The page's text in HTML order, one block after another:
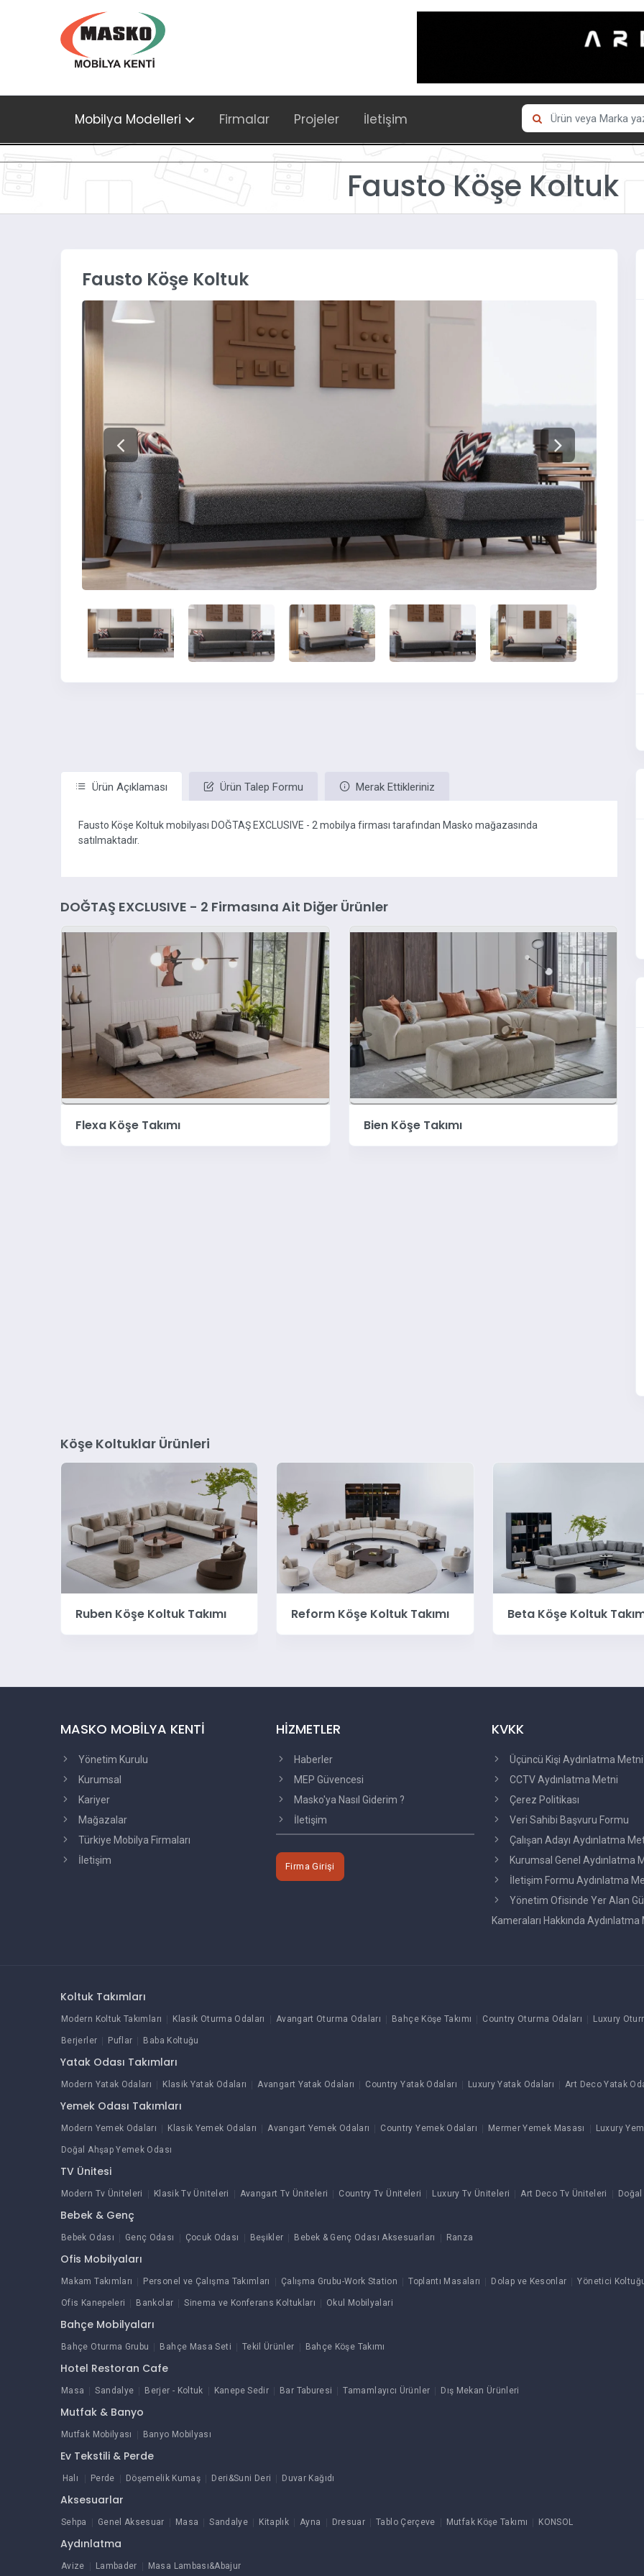
Mobilya Modelleri Firmalar Projeler İletişim
Fausto Köşe Koltuk
Fausto Köşe Koltuk
Ürün Açıklaması Ürün Talep Formu Merak Ettikleriniz
Fausto Köşe Koltuk mobilyası DOĞTAŞ EXCLUSIVE - 2 mobilya firması tarafından Masko mağazasında
satılmaktadır.
DOĞTAŞ EXCLUSIVE - 2 Firmasına Ait Diğer Ürünler
Bien Köşe Takımı Livorno Modüler Köşe Takımı
Köşe Koltuklar Ürünleri
Reform Köşe Koltuk Takımı Beta Köşe Koltuk Takımı Gama Köşe Koltuk
MASKO MOBİLYA KENTİ
Yönetim Kurulu
Kurumsal
Kariyer
Mağazalar
Türkiye Mobilya Firmaları
İletişim
HİZMETLER
Haberler
MEP Güvencesi
Masko'ya Nasıl Giderim ?
İletişim
Firma Girişi
KVKK
Üçüncü Kişi Aydınlatma Metni
CCTV Aydınlatma Metni
Çerez Politikası
Veri Sahibi Başvuru Formu
Çalışan Adayı Aydınlatma
Kurumsal Genel Aydınlatma
İletişim Formu Aydınlatma
Yönetim Ofisinde Yer Alan
Kameraları Hakkında Aydınlatma
Koltuk Takımları
Modern Koltuk Takımları Klasik Oturma Odaları Avangart Oturma Odaları Bahçe Köşe Takımı Country Oturma Odaları Luxury
Berjerler Puflar Baba Koltuğu
Yatak Odası Takımları
Modern Yatak Odaları Klasik Yatak Odaları Avangart Yatak Odaları Country Yatak Odaları Luxury Yatak Odaları Art Deco Yatak
Yemek Odası Takımları
Modern Yemek Odaları Klasik Yemek Odaları Avangart Yemek Odaları Country Yemek Odaları Mermer Yemek Masası Luxury
Doğal Ahşap Yemek Odası
TV Ünitesi
Modern Tv Üniteleri Klasik Tv Üniteleri Avangart Tv Üniteleri Country Tv Üniteleri Luxury Tv Üniteleri Art Deco Tv Üniteleri
Bebek & Genç
Bebek Odası Genç Odası Çocuk Odası Beşikler Bebek & Genç Odası Aksesuarları Ranza
Ofis Mobilyaları
Makam Takımları Personel ve Çalışma Takımları Çalışma Grubu-Work Station Toplantı Masaları Dolap ve Kesonlar Yönetici
Ofis Kanepeleri Bankolar Sinema ve Konferans Koltukları Okul Mobilyalari
Bahçe Mobilyaları
Bahçe Oturma Grubu Bahçe Masa Seti Tekil Ürünler Bahçe Köşe Takımı
Hotel Restoran Cafe
Masa Sandalye Berjer - Koltuk Kanepe Sedir Bar Taburesi Tamamlayıcı Ürünler Dış Mekan Ürünleri
Mutfak & Banyo
Mutfak Mobilyası Banyo Mobilyası
Ev Tekstili & Perde
Halı Perde Döşemelik Kumaş Deri&Suni Deri Duvar Kağıdı
Aksesuarlar
Sehpa Genel Aksesuar Masa Sandalye Kitaplık Ayna Dresuar Tablo Çerçeve Mutfak Köşe Takımı KONSOL
Aydınlatma
Avize Lambader Masa Lambası&Abajur